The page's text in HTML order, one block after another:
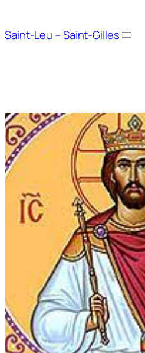
contenu
Saint-Leu – Saint-Gilles